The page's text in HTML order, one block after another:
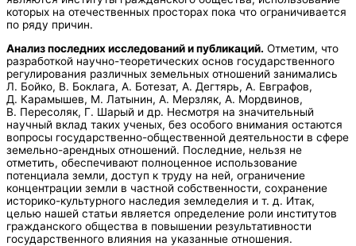
которых на отечественных просторах пока что ограничивается
по ряду причин.
Анализ последних исследований и публикаций. Отметим, что
разработкой научно-теоретических основ государственного
регулирования различных земельных отношений занимались
Л. Бойко, В. Боклага, А. Ботезат, А. Дегтярь, А. Евграфов,
Д. Карамышев, М. Латынин, А. Мерзляк, А. Мордвинов,
В. Пересоляк, Г. Шарый и др. Несмотря на значительный
научный вклад таких ученых, без особого внимания остаются
вопросы государственно-общественной деятельности в сфере
земельно-арендных отношений. Последние, нельзя не
отметить, обеспечивают полноценное использование
потенциала земли, доступ к труду на ней, ограничение
концентрации земли в частной собственности, сохранение
историко-культурного наследия земледелия и т. д. Итак,
целью нашей статьи является определение роли институтов
гражданского общества в повышении результативности
государственного влияния на указанные отношения.